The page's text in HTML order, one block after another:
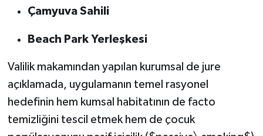
Çamyuva Sahili
Beach Park Yerleşkesi
Valilik makamından yapılan kurumsal de jure
açıklamada, uygulamanın temel rasyonel
hedefinin hem kumsal habitatının de facto
temizliğini tescil etmek hem de çocuk